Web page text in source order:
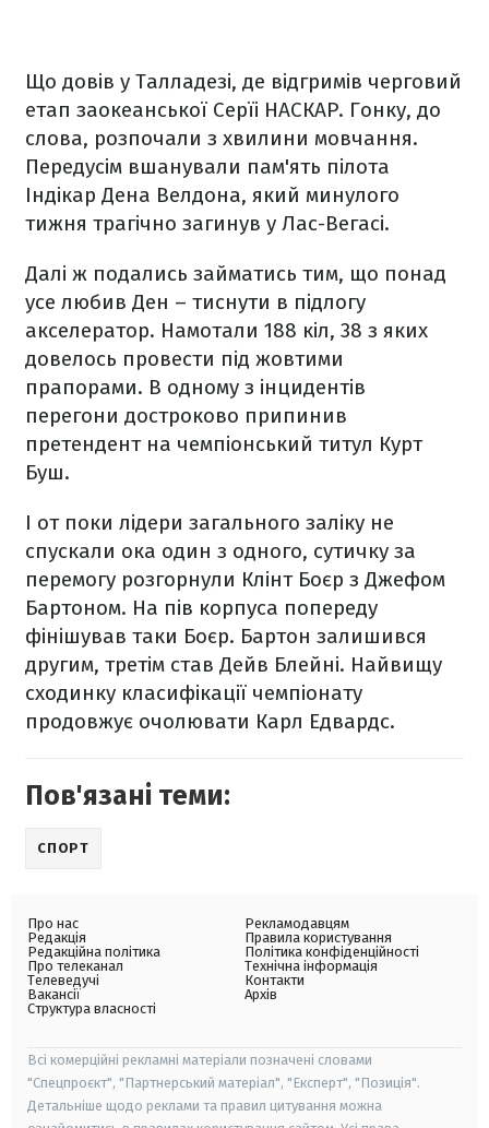
Що довів у Талладезі, де відгримів черговий
етап заокеанської Серїі НАСКАР. Гонку, до
слова, розпочали з хвилини мовчання.
Передусім вшанували пам'ять пілота
Індікар Дена Велдона, який минулого
тижня трагічно загинув у Лас-Вегасі.
Далі ж подались займатись тим, що понад
усе любив Ден – тиснути в підлогу
акселератор. Намотали 188 кіл, 38 з яких
довелось провести під жовтими
прапорами. В одному з інцидентів
перегони достроково припинив
претендент на чемпіонський титул Курт
Буш.
І от поки лідери загального заліку не
спускали ока один з одного, сутичку за
перемогу розгорнули Клінт Боєр з Джефом
Бартоном. На пів корпуса попереду
фінішував таки Боєр. Бартон залишився
другим, третім став Дейв Блейні. Найвищу
сходинку класифікації чемпіонату
продовжує очолювати Карл Едвардс.
Пов'язані теми:
СПОРТ
Про нас
Редакція
Редакційна політика
Про телеканал
Телеведучі
Вакансії
Структура власності
Рекламодавцям
Правила користування
Політика конфіденційності
Технічна інформація
Контакти
Архів
Всі комерційні рекламні матеріали позначені словами
"Спецпроєкт", "Партнерський матеріал", "Експерт", "Позиція".
Детальніше щодо реклами та правил цитування можна